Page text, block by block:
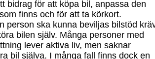
bidrag för att köpa bil, anpassa den
finns och för att ta körkort.
person ska kunna beviljas bilstöd
bilen själv. Många personer med
lever aktiva liv, men saknar
bil själva. I många fall finns dock en